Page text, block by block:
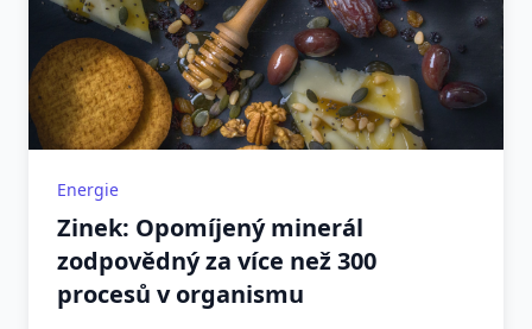
Energie
Zinek: Opomíjený minerál
zodpovědný za více než 300
procesů v organismu